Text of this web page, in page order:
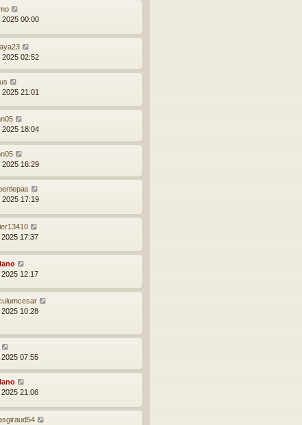
2025 00:00
2025 02:52
21:01
2025 18:04
2025 16:29
2025 17:19
17:37
12:17
10:28
07:55
21:06